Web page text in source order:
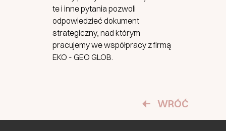
te i inne pytania pozwoli
odpowiedzieć dokument
strategiczny, nad którym
pracujemy we współpracy z firmą
EKO - GEO GLOB.
WRÓĆ